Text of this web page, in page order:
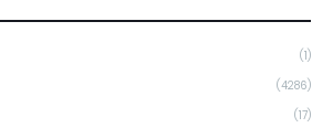
(1)
(4286)
(17)